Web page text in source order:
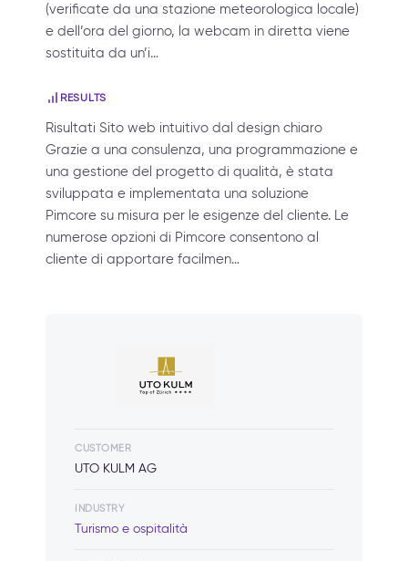
(verificate da una stazione meteorologica locale)
e dell’ora del giorno, la webcam in diretta viene
sostituita da un’i…
RESULTS
Risultati Sito web intuitivo dal design chiaro
Grazie a una consulenza, una programmazione e
una gestione del progetto di qualità, è stata
sviluppata e implementata una soluzione
Pimcore su misura per le esigenze del cliente. Le
numerose opzioni di Pimcore consentono al
cliente di apportare facilmen…
CUSTOMER
UTO KULM AG
INDUSTRY
Turismo e ospitalità